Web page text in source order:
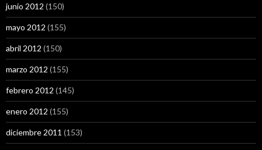
junio 2012 (150)
mayo 2012 (155)
abril 2012 (150)
marzo 2012 (155)
febrero 2012 (145)
enero 2012 (155)
diciembre 2011 (153)